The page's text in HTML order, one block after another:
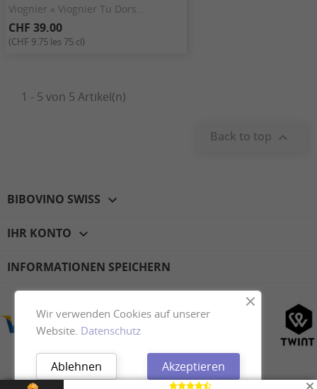
Viognier « Viognier Tu Dors...
CHF 39.00
(CHF 9.75 les 75 cl)
1 - 5 von 5 Artikel(n)
Back to top 
BIBOVINO SWISS 
IHR KONTO 
INFORMATIONEN SPEICHERN
Wir verwenden Cookies auf unserer
Website. Datenschutz
Akzeptieren
Ablehnen